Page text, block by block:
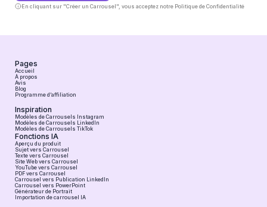
En cliquant sur "Créer un Carrousel", vous acceptez notre Politique de Confidentialité
Pages
Accueil
À propos
Avis
Blog
Programme d’affiliation
Inspiration
Modèles de Carrousels Instagram
Modèles de Carrousels LinkedIn
Modèles de Carrousels TikTok
Fonctions IA
Aperçu du produit
Sujet vers Carrousel
Texte vers Carrousel
Site Web vers Carrousel
YouTube vers Carrousel
PDF vers Carrousel
Carrousel vers Publication LinkedIn
Carrousel vers PowerPoint
Générateur de Portrait
Importation de carrousel IA